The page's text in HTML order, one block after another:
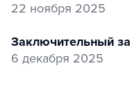
22 ноября 2025
заключительный
6 декабря 2025